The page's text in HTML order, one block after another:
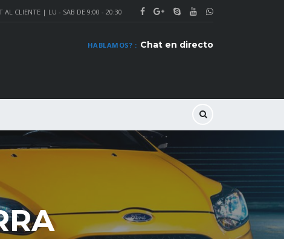
AL CLIENTE | LU - SAB DE 9:00 - 20:30
HABLAMOS? : Chat en directo